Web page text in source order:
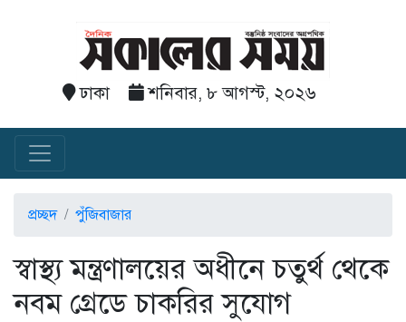
ঢাকা শনিবার, ৮ আগস্ট, ২০২৬
প্রচ্ছদ পুঁজিবাজার
স্বাস্থ্য মন্ত্রণালয়ের অধীনে চতুর্থ থেকে
নবম গ্রেডে চাকরির সুযোগ